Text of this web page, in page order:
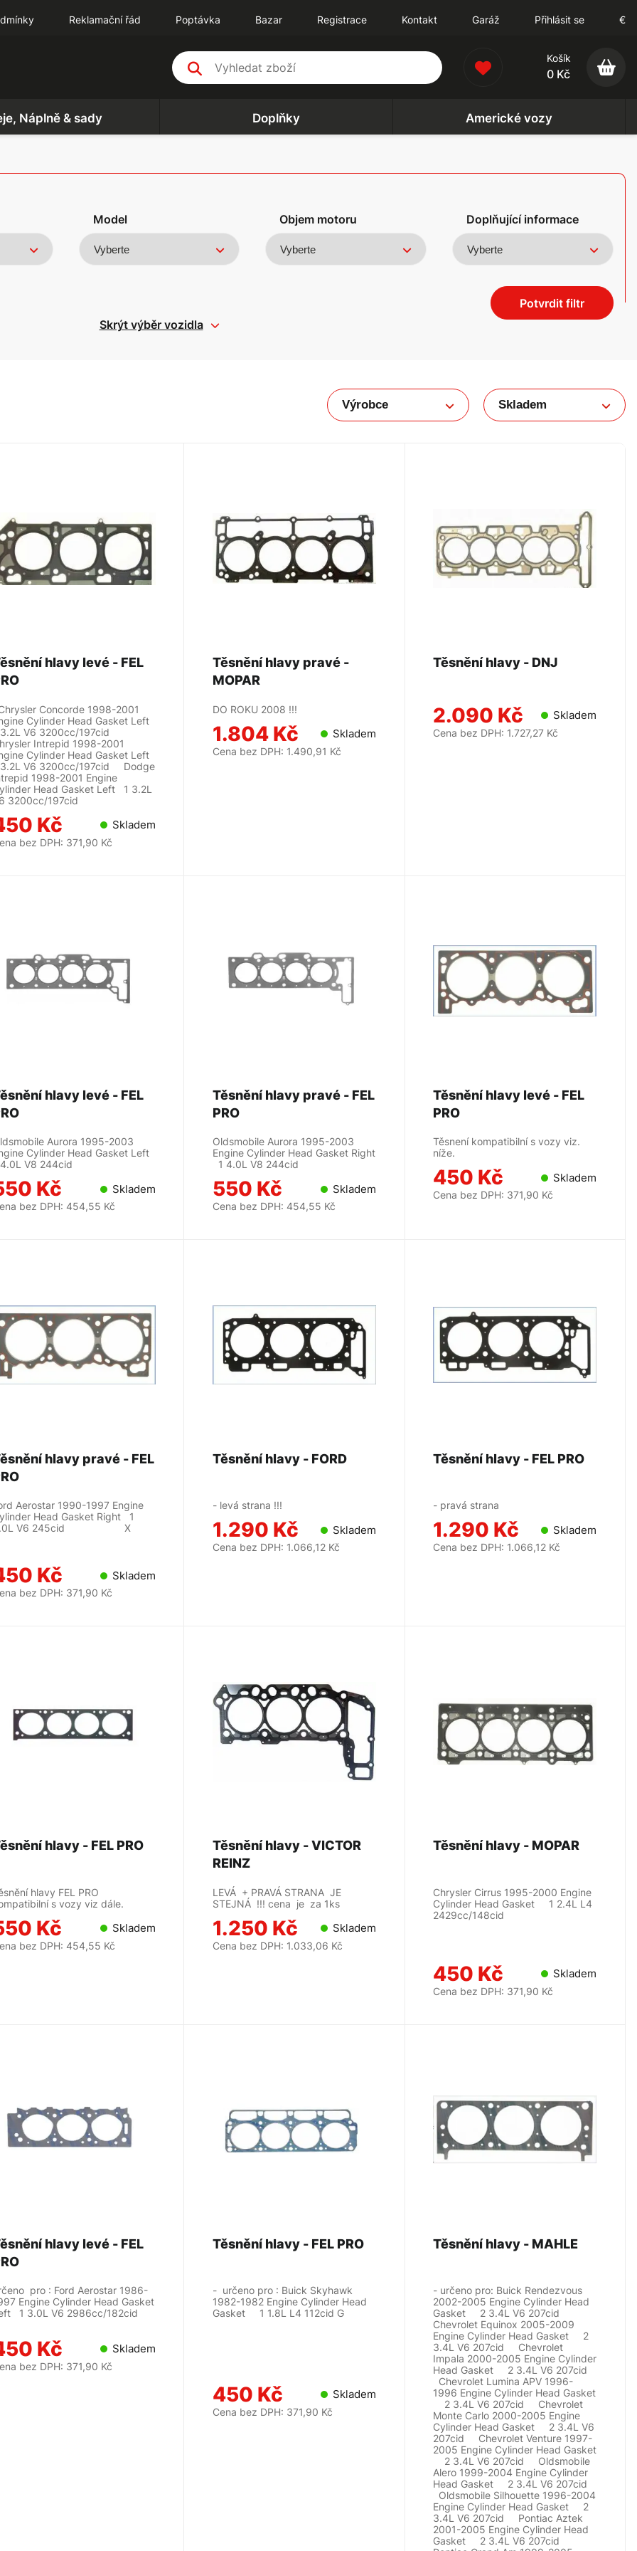
Reklamační řád Poptávka Bazar Registrace Kontakt Garáž Přihlásit se €
Košík
0 Kč
Náplně & sady Doplňky Americké vozy
Model Objem motoru Doplňující informace
Potvrdit filtr
Skrýt výběr vozidla
hlavy levé - FEL
Concorde 1998-2001
Cylinder Head Gasket Left
V6 3200cc/197cid
Intrepid 1998-2001
Cylinder Head Gasket Left
V6 3200cc/197cid Dodge
1998-2001 Engine
Head Gasket Left 1 3.2L
3200cc/197cid
Kč Skladem
bez DPH: 371,90 Kč
Těsnění hlavy pravé -
DO ROKU 2008 !!!
1.804 Kč Skladem
Cena bez DPH: 1.490,91 Kč
2.090 Kč Skladem
Cena bez DPH: 1.727,27 Kč
hlavy levé - FEL
Aurora 1995-2003
Cylinder Head Gasket Left
V8 244cid
Kč Skladem
bez DPH: 454,55 Kč
Těsnění hlavy pravé - FEL
Oldsmobile Aurora 1995-2003
Engine Cylinder Head Gasket Right
1 4.0L V8 244cid
550 Kč Skladem
Cena bez DPH: 454,55 Kč
Těsnění hlavy levé - FEL
Těsnení kompatibilní s vozy viz.
níže.
450 Kč Skladem
Cena bez DPH: 371,90 Kč
hlavy pravé - FEL
Aerostar 1990-1997 Engine
Head Gasket Right 1
V6 245cid X
Kč Skladem
bez DPH: 371,90 Kč
- levá strana !!!
1.290 Kč Skladem
Cena bez DPH: 1.066,12 Kč
- pravá strana
1.290 Kč Skladem
Cena bez DPH: 1.066,12 Kč
hlavy FEL PRO
s vozy viz dále.
Kč Skladem
bez DPH: 454,55 Kč
Těsnění hlavy - VICTOR
LEVÁ + PRAVÁ STRANA JE
STEJNÁ !!! cena je za 1ks
1.250 Kč Skladem
Cena bez DPH: 1.033,06 Kč
Chrysler Cirrus 1995-2000 Engine
Cylinder Head Gasket 1 2.4L L4
2429cc/148cid
450 Kč Skladem
Cena bez DPH: 371,90 Kč
hlavy levé - FEL
pro : Ford Aerostar 1986-
Engine Cylinder Head Gasket
1 3.0L V6 2986cc/182cid
Kč Skladem
bez DPH: 371,90 Kč
- určeno pro : Buick Skyhawk
1982-1982 Engine Cylinder Head
Gasket 1 1.8L L4 112cid G
450 Kč Skladem
Cena bez DPH: 371,90 Kč
- určeno pro: Buick Rendezvous
2002-2005 Engine Cylinder Head
Gasket 2 3.4L V6 207cid
Chevrolet Equinox 2005-2009
Engine Cylinder Head Gasket 2
3.4L V6 207cid Chevrolet
Impala 2000-2005 Engine Cylinder
Head Gasket 2 3.4L V6 207cid
Chevrolet Lumina APV 1996-
1996 Engine Cylinder Head Gasket
2 3.4L V6 207cid Chevrolet
Monte Carlo 2000-2005 Engine
Cylinder Head Gasket 2 3.4L V6
207cid Chevrolet Venture 1997-
2005 Engine Cylinder Head Gasket
2 3.4L V6 207cid Oldsmobile
Alero 1999-2004 Engine Cylinder
Head Gasket 2 3.4L V6 207cid
Oldsmobile Silhouette 1996-2004
Engine Cylinder Head Gasket 2
3.4L V6 207cid Pontiac Aztek
2001-2005 Engine Cylinder Head
Gasket 2 3.4L V6 207cid